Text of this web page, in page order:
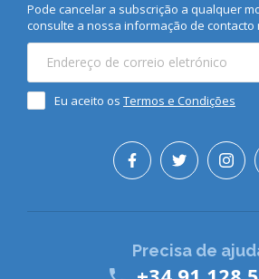
Pode cancelar a subscrição a qualquer
consulte a nossa informação de contacto
Eu aceito os Termos e Condições
Precisa de